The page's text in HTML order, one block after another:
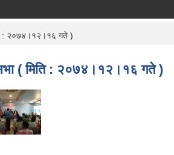
: २०७४।१२।१६ गते )
( मिति : २०७४।१२।१६ गते )